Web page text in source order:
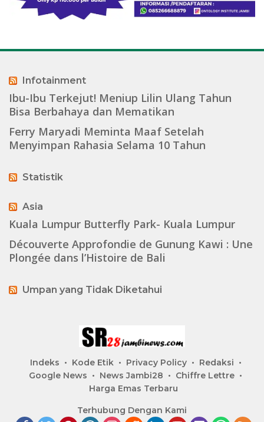
Infotainment
Ibu-Ibu Terkejut! Meniup Lilin Ulang Tahun
Bisa Berbahaya dan Mematikan
Ferry Maryadi Meminta Maaf Setelah
Menyimpan Rahasia Selama 10 Tahun
Statistik
Asia
Kuala Lumpur Butterfly Park- Kuala Lumpur
Découverte Approfondie de Gunung Kawi : Une
Plongée dans l’Histoire de Bali
Umpan yang Tidak Diketahui
Indeks Kode Etik Privacy Policy
Redaksi
Google News
News Jambi28
Chiffre Lettre
Harga Emas Terbaru
Terhubung Dengan Kami